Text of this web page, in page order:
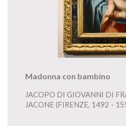
Madonna con bambino
JACOPO DI GIOVANNI DI
JACONE (FIRENZE, 1492 -